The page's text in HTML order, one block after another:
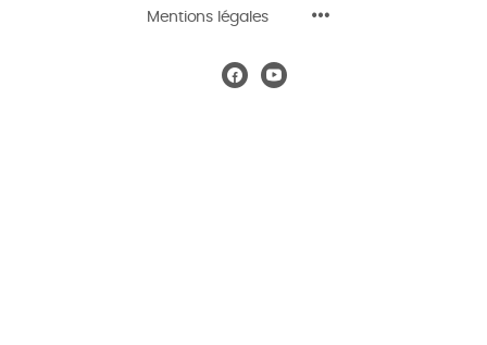
Mentions légales